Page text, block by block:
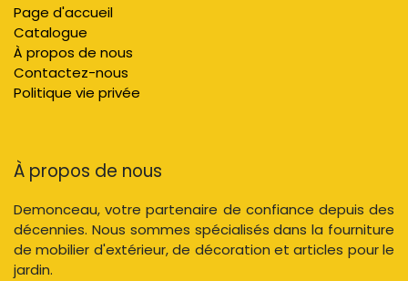
Page d'accueil
Catalogue
À propos de nous
Contactez-nous
Politique vie privée
À propos de nous
Demonceau, votre partenaire de confiance depuis des
décennies. Nous sommes spécialisés dans la fourniture
de mobilier d'extérieur, de décoration et articles pour le
jardin.